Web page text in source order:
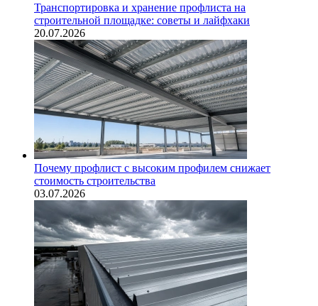
Транспортировка и хранение профлиста на
строительной площадке: советы и лайфхаки
20.07.2026
Почему профлист с высоким профилем снижает
стоимость строительства
03.07.2026